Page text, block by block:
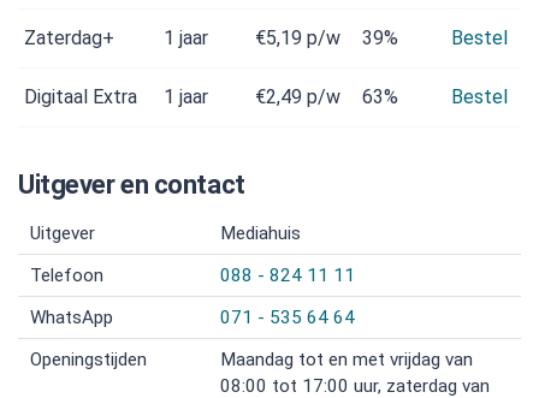
Zaterdag+ 1 jaar €5,19 p/w 39% Bestel
Digitaal Extra 1 jaar €2,49 p/w 63% Bestel
Uitgever en contact
Uitgever
Mediahuis
Telefoon
088 - 824 11 11
WhatsApp
071 - 535 64 64
Openingstijden
Maandag tot en met vrijdag van
08:00 tot 17:00 uur, zaterdag van